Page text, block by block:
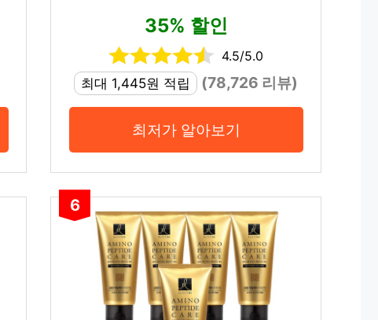
35% 할인
4.5/5.0
최대 1,445원 적립
(78,726 리뷰)
최저가 알아보기
6